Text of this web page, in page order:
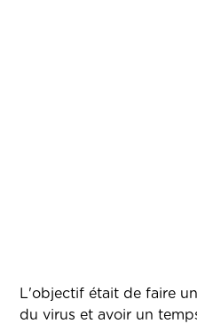
L'objectif était de faire
du virus et avoir un